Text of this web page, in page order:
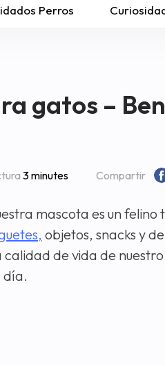
Perros
gatos –
3 minutes Compartir
mascota es un
objetos, snacks y
de vida de
día.